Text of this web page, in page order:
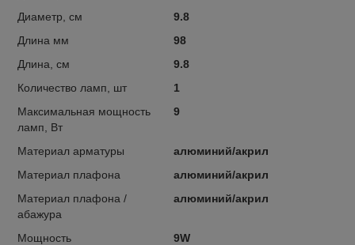
Диаметр, см
9.8
Длина мм
98
Длина, см
9.8
Количество ламп, шт
1
Максимальная мощность
ламп, Вт
9
Материал арматуры
алюминий/акрил
Материал плафона
алюминий/акрил
Материал плафона /
абажура
алюминий/акрил
Мощность
9W